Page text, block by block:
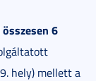
6
hely) mellett a